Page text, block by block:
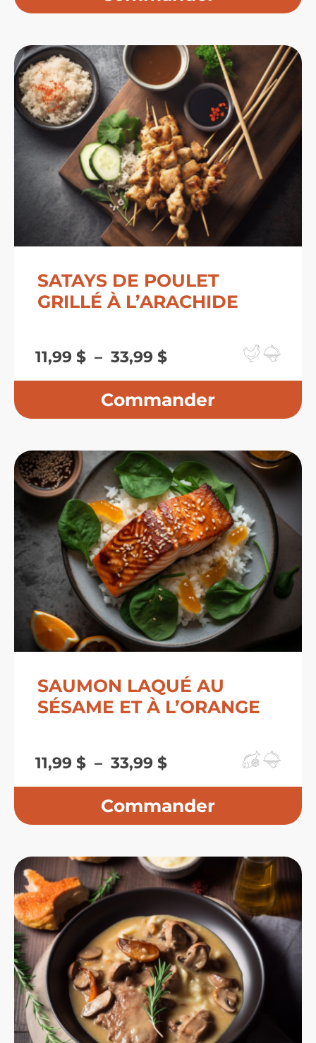
à
33,99 $
SATAYS DE POULET
GRILLÉ À L’ARACHIDE
11,99 $ – 33,99 $Plage
de
prix :
à
33,99 $
SAUMON LAQUÉ AU
SÉSAME ET À L’ORANGE
11,99 $ – 33,99 $Plage
de
prix :
à
33,99 $